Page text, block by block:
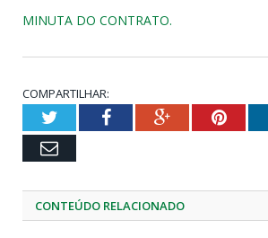
MINUTA DO CONTRATO.
COMPARTILHAR:
TwitterFacebookGoogle+
Email
CONTEÚDO RELACIONADO